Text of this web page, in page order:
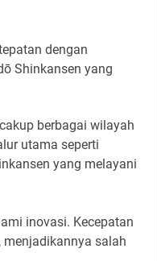
dengan
Shinkansen yang
berbagai wilayah
utama seperti
yang melayani
inovasi. Kecepatan
salah